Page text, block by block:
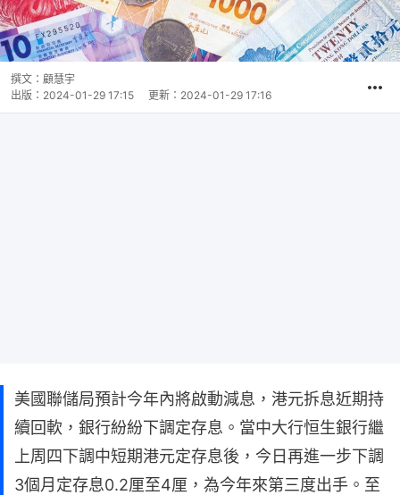
撰文： 顧慧宇
出版： 2024-01-29 17:15 更新： 2024-01-29 17:16
美國聯儲局預計今年內將啟動減息，港元拆息近期持
續回軟，銀行紛紛下調定存息。當中大行恒生銀行繼
上周四下調中短期港元定存息後，今日再進一步下調
3個月定存息0.2厘至4厘，為今年來第三度出手。至